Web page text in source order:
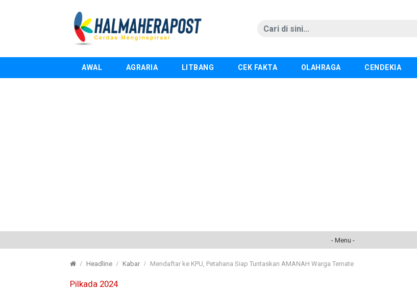
AWAL AGRARIA LITBANG CEK FAKTA OLAHRAGA CENDEKIA
- Menu -
Headline Kabar Mendaftar ke KPU, Petahana Siap Tuntaskan AMANAH Warga Ternate
Pilkada 2024